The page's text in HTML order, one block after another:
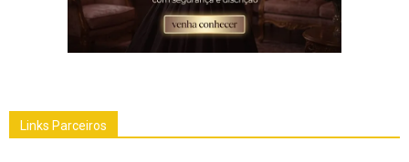
Links Parceiros